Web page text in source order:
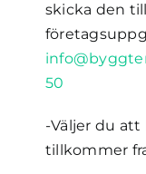
skicka den
50
-Väljer du
tillkommer